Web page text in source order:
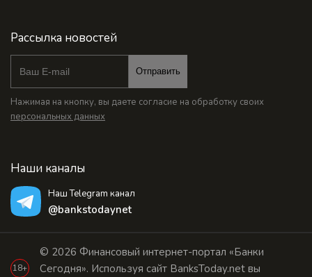
Рассылка новостей
Отправить
Нажимая на кнопку, вы даете согласие на обработку своих
персональных данных
Наши каналы
Наш Telegram канал
@bankstodaynet
18+
© 2026 Финансовый интернет-портал «Банки
Сегодня». Используя сайт BanksToday.net вы